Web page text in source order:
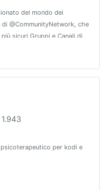
del mondo dei
@CommunityNetwork, che
sicuri Gruppi e Canali di
per kodi e